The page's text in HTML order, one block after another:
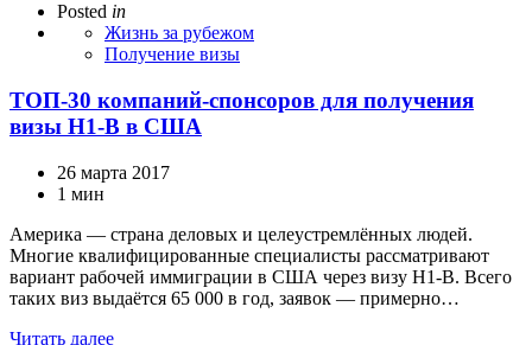
Posted in
Жизнь за рубежом
Получение визы
ТОП-30 компаний-спонсоров для получения
визы H1-B в США
26 марта 2017
1 мин
Америка — страна деловых и целеустремлённых людей.
Многие квалифицированные специалисты рассматривают
вариант рабочей иммиграции в США через визу H1-B. Всего
таких виз выдаётся 65 000 в год, заявок — примерно…
Читать далее